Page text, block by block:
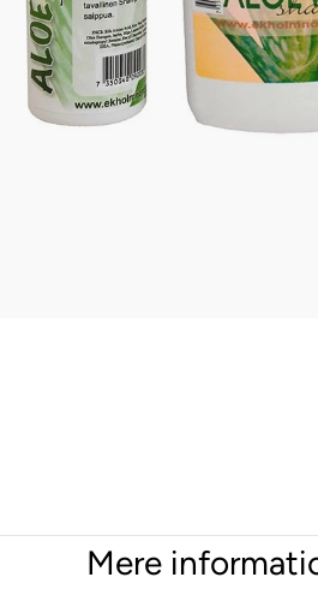
Mere